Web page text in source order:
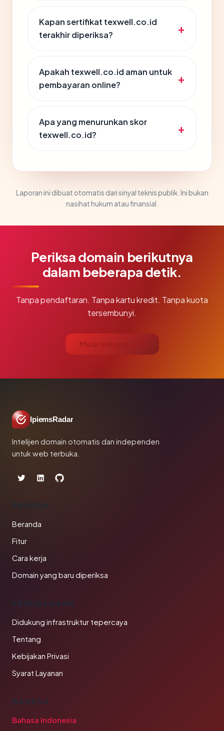
Kapan sertifikat texwell.co.id
terakhir diperiksa?
Apakah texwell.co.id aman untuk
pembayaran online?
Apa yang menurunkan skor
texwell.co.id?
Laporan ini dibuat otomatis dari sinyal teknis publik. Ini bukan
nasihat hukum atau finansial.
Periksa domain berikutnya
dalam beberapa detik.
Tanpa pendaftaran. Tanpa kartu kredit. Tanpa kuota
tersembunyi.
Mulai cek gratis →
IpiemsRadar
Intelijen domain otomatis dan independen
untuk web terbuka.
PRODUK
Beranda
Fitur
Cara kerja
Domain yang baru diperiksa
PERUSAHAAN
Didukung infrastruktur tepercaya
Tentang
Kebijakan Privasi
Syarat Layanan
BAHASA
Bahasa Indonesia